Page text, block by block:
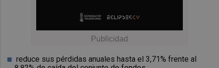
reduce sus pérdidas anuales hasta el 3,71% frente al